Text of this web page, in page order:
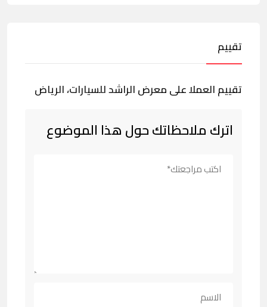
تقييم
تقييم العملا على معرض الراشد للسيارات، الرياض
اترك ملاحظاتك حول هذا الموضوع